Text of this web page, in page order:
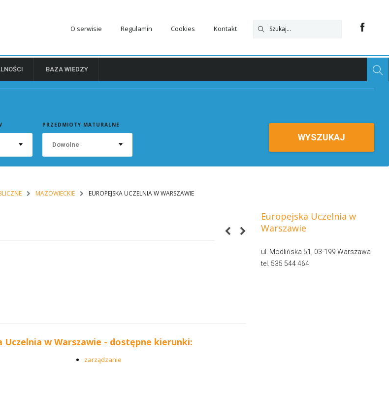
O serwisie Regulamin Cookies Kontakt
BAZA WIEDZY
PRZEDMIOTY MATURALNE
Dowolne
WYSZUKAJ
MAZOWIECKIE EUROPEJSKA UCZELNIA W WARSZAWIE
Europejska Uczelnia w
Warszawie
ul. Modlińska 51, 03-199 Warszawa
tel. 535 544 464
Uczelnia w Warszawie - dostępne kierunki:
zarządzanie